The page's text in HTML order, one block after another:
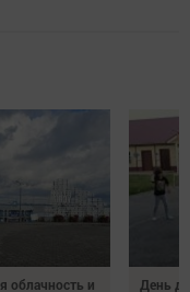
облачность и
День